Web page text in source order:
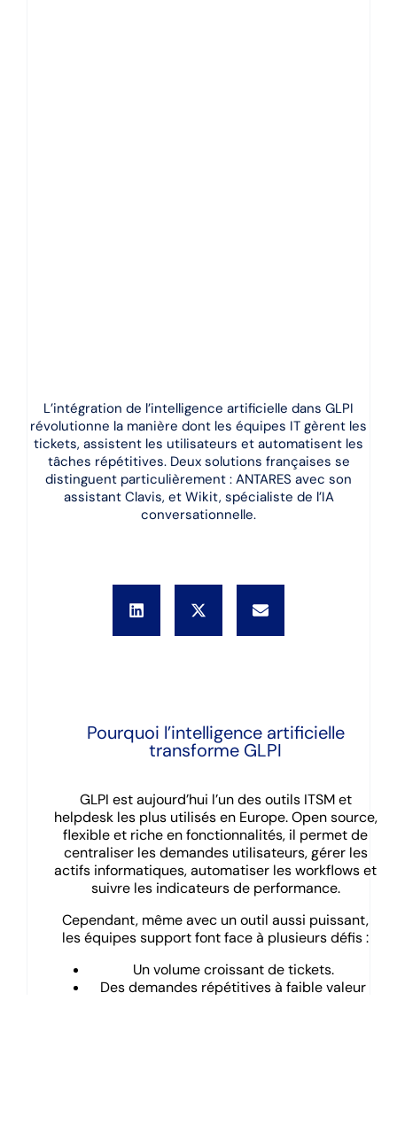
L’intégration de l’intelligence artificielle dans GLPI
révolutionne la manière dont les équipes IT gèrent les
tickets, assistent les utilisateurs et automatisent les
tâches répétitives. Deux solutions françaises se
distinguent particulièrement : ANTARES avec son
assistant Clavis, et Wikit, spécialiste de l’IA
conversationnelle.
Pourquoi l’intelligence artificielle
transforme GLPI
GLPI est aujourd’hui l’un des outils ITSM et
helpdesk les plus utilisés en Europe. Open source,
flexible et riche en fonctionnalités, il permet de
centraliser les demandes utilisateurs, gérer les
actifs informatiques, automatiser les workflows et
suivre les indicateurs de performance.
Cependant, même avec un outil aussi puissant,
les équipes support font face à plusieurs défis :
Un volume croissant de tickets.
Des demandes répétitives à faible valeur